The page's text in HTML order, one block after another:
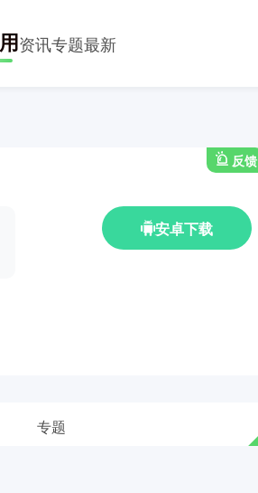
资讯专题最新
反馈
安卓下载
专题